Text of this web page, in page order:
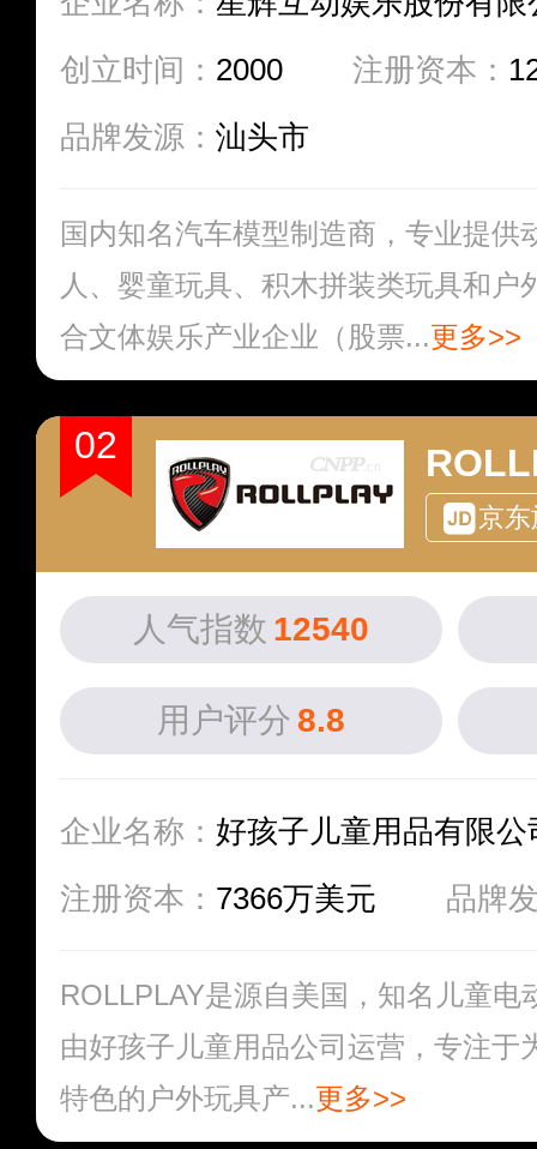
创立时间： 2000 注册资本：
品牌发源： 汕头市
国内知名汽车模型制造商，专业提供
人、婴童玩具、积木拼装类玩具和户
合文体娱乐产业企业（股票...更多>>
02
京
人气指数 12540
用户评分 8.8
企业名称： 好孩子儿童用品有限公
注册资本： 7366万美元 品牌
ROLLPLAY是源自美国，知名儿童电
由好孩子儿童用品公司运营，专注于
特色的户外玩具产...更多>>